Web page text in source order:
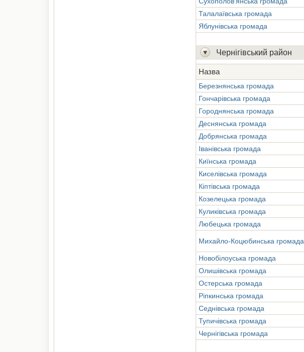
Талалаївська громада
Яблунівська громада
Чернігівський район
Назва
Березнянська громада
Гончарівська громада
Городнянська громада
Деснянська громада
Добрянська громада
Іванівська громада
Киїнська громада
Киселівська громада
Кіптівська громада
Козелецька громада
Куликівська громада
Любецька громада
Михайло-Коцюбинська громада
Новобілоуська громада
Олишівська громада
Остерська громада
Ріпкинська громада
Седнівська громада
Тупичівська громада
Чернігівська громада